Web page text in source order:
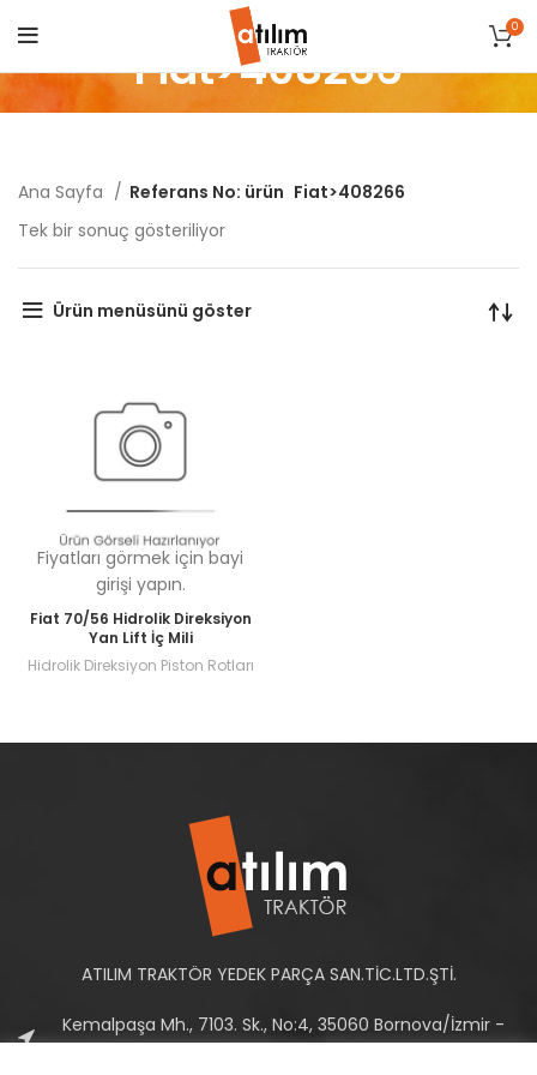
0
Fiat>408266
Ana Sayfa Referans No: ürün Fiat>408266
Tek bir sonuç gösteriliyor
Ürün menüsünü göster
Fiyatları görmek için bayi
girişi yapın.
Fiat 70/56 Hidrolik Direksiyon
Yan Lift İç Mili
Hidrolik Direksiyon Piston Rotları
ATILIM TRAKTÖR YEDEK PARÇA SAN.TİC.LTD.ŞTİ.
Kemalpaşa Mh., 7103. Sk., No:4, 35060 Bornova/İzmir -